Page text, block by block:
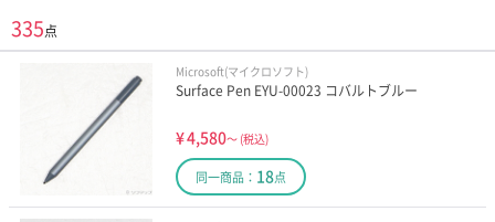
335点
Microsoft(マイクロソフト)
Surface Pen EYU-00023 コバルトブルー
¥4,580～ (税込)
同一商品： 18点